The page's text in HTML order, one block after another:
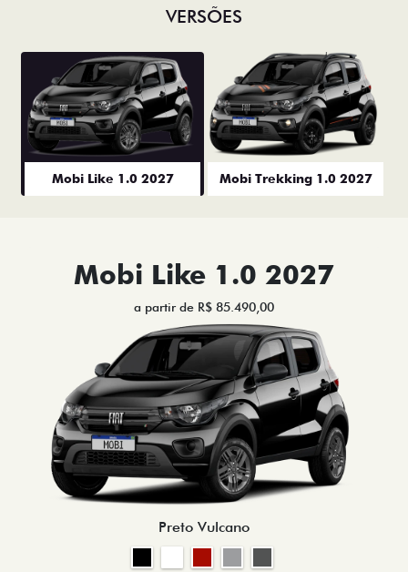
VERSÕES
Mobi Like 1.0 2027 Mobi Trekking 1.0 2027
Mobi Like 1.0 2027
a partir de R$ 85.490,00
Preto Vulcano